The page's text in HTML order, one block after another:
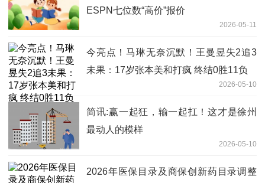
ESPN七位数“高价”报价
2026-05-11
今亮点！马琳无奈沉默！王曼昱失2追3
未果：17岁张本美和打疯 终结0胜11负
2026-05-10
简讯:赢一起狂，输一起扛！这才是徐州
最动人的模样
2026-05-10
2026年医保目录及商保创新药目录调整